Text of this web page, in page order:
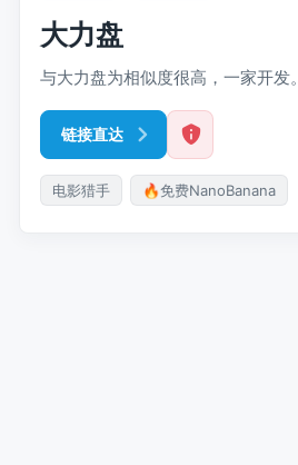
大力盘
与大力盘为相似度很高，一家开发。
链接直达
电影猎手 🔥免费NanoBanana